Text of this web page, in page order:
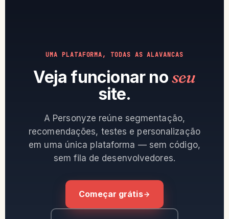
UMA PLATAFORMA, TODAS AS ALAVANCAS
Veja funcionar noseu
site.
A Personyze reúne segmentação,
recomendações, testes e personalização
em uma única plataforma — sem código,
sem fila de desenvolvedores.
Começar grátis